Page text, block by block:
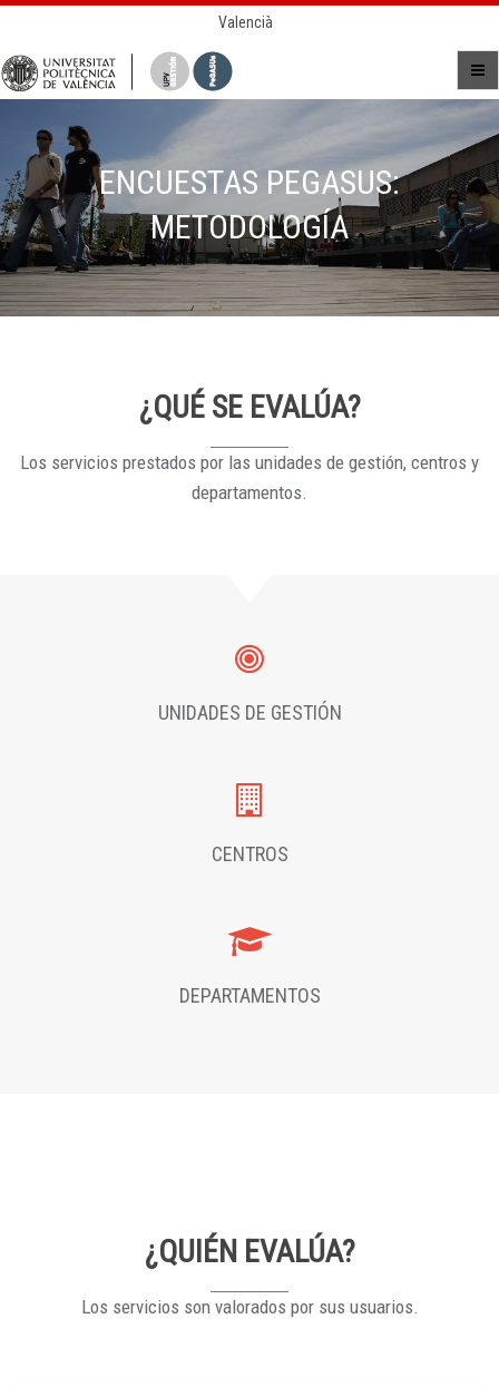
Valencià
ENCUESTAS PEGASUS:
METODOLOGÍA
¿QUÉ SE EVALÚA?
Los servicios prestados por las unidades de gestión, centros y
departamentos.
UNIDADES DE GESTIÓN
CENTROS
DEPARTAMENTOS
¿QUIÉN EVALÚA?
Los servicios son valorados por sus usuarios.